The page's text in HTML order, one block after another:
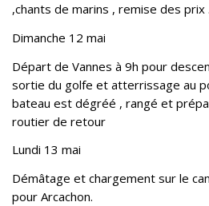
,chants de marins , remise des prix
Dimanche 12 mai
Départ de Vannes à 9h pour
sortie du golfe et atterrissage au
bateau est dégréé , rangé et
routier de retour
Lundi 13 mai
Démâtage et chargement sur le
pour Arcachon.